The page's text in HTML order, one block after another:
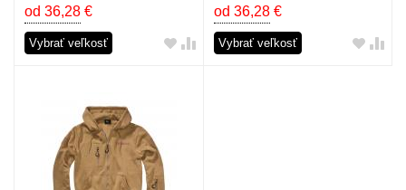
od 36,28 €
Vybrať veľkosť
od 36,28€
Vybrať veľkosť